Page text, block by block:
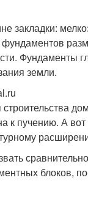
фундаментов
Фундаменты
земли.
к пучению. А
блоков,